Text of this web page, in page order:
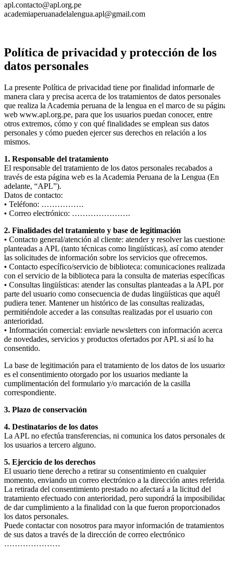
apl.contacto@apl.org.pe
academiaperuanadelalengua.apl@gmail.com
Política de privacidad y protección de los
datos personales
La presente Política de privacidad tiene por finalidad informarle de
manera clara y precisa acerca de los tratamientos de datos personales
que realiza la Academia peruana de la lengua en el marco de su
web www.apl.org.pe, para que los usuarios puedan conocer, entre
otros extremos, cómo y con qué finalidades se emplean sus datos
personales y cómo pueden ejercer sus derechos en relación a los
mismos.
1. Responsable del tratamiento
El responsable del tratamiento de los datos personales recabados a
través de esta página web es la Academia Peruana de la Lengua (En
adelante, “APL”).
Datos de contacto:
• Teléfono: …………….
• Correo electrónico: ………………….
2. Finalidades del tratamiento y base de legitimación
• Contacto general/atención al cliente: atender y resolver las
planteadas a APL (tanto técnicas como lingüísticas), así como atender
las solicitudes de información sobre los servicios que ofrecemos.
• Contacto específico/servicio de biblioteca: comunicaciones
con el servicio de la biblioteca para la consulta de materias
• Consultas lingüísticas: atender las consultas planteadas a la APL por
parte del usuario como consecuencia de dudas lingüísticas que aquél
pudiera tener. Mantener un histórico de las consultas realizadas,
permitiéndole acceder a las consultas realizadas por el usuario con
anterioridad.
• Información comercial: enviarle newsletters con información acerca
de novedades, servicios y productos ofertados por APL si así lo ha
consentido.
La base de legitimación para el tratamiento de los datos de los
es el consentimiento otorgado por los usuarios mediante la
cumplimentación del formulario y/o marcación de la casilla
correspondiente.
3. Plazo de conservación
4. Destinatarios de los datos
La APL no efectúa transferencias, ni comunica los datos personales
los usuarios a tercero alguno.
5. Ejercicio de los derechos
El usuario tiene derecho a retirar su consentimiento en cualquier
momento, enviando un correo electrónico a la dirección antes
La retirada del consentimiento prestado no afectará a la licitud del
tratamiento efectuado con anterioridad, pero supondrá la
de dar cumplimiento a la finalidad con la que fueron proporcionados
los datos personales.
Puede contactar con nosotros para mayor información de tratamientos
de sus datos a través de la dirección de correo electrónico
…………………